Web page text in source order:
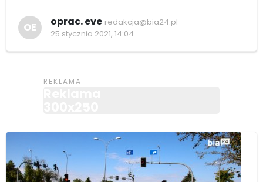
OE oprac. eve redakcja@bia24.pl
25 stycznia 2021, 14:04